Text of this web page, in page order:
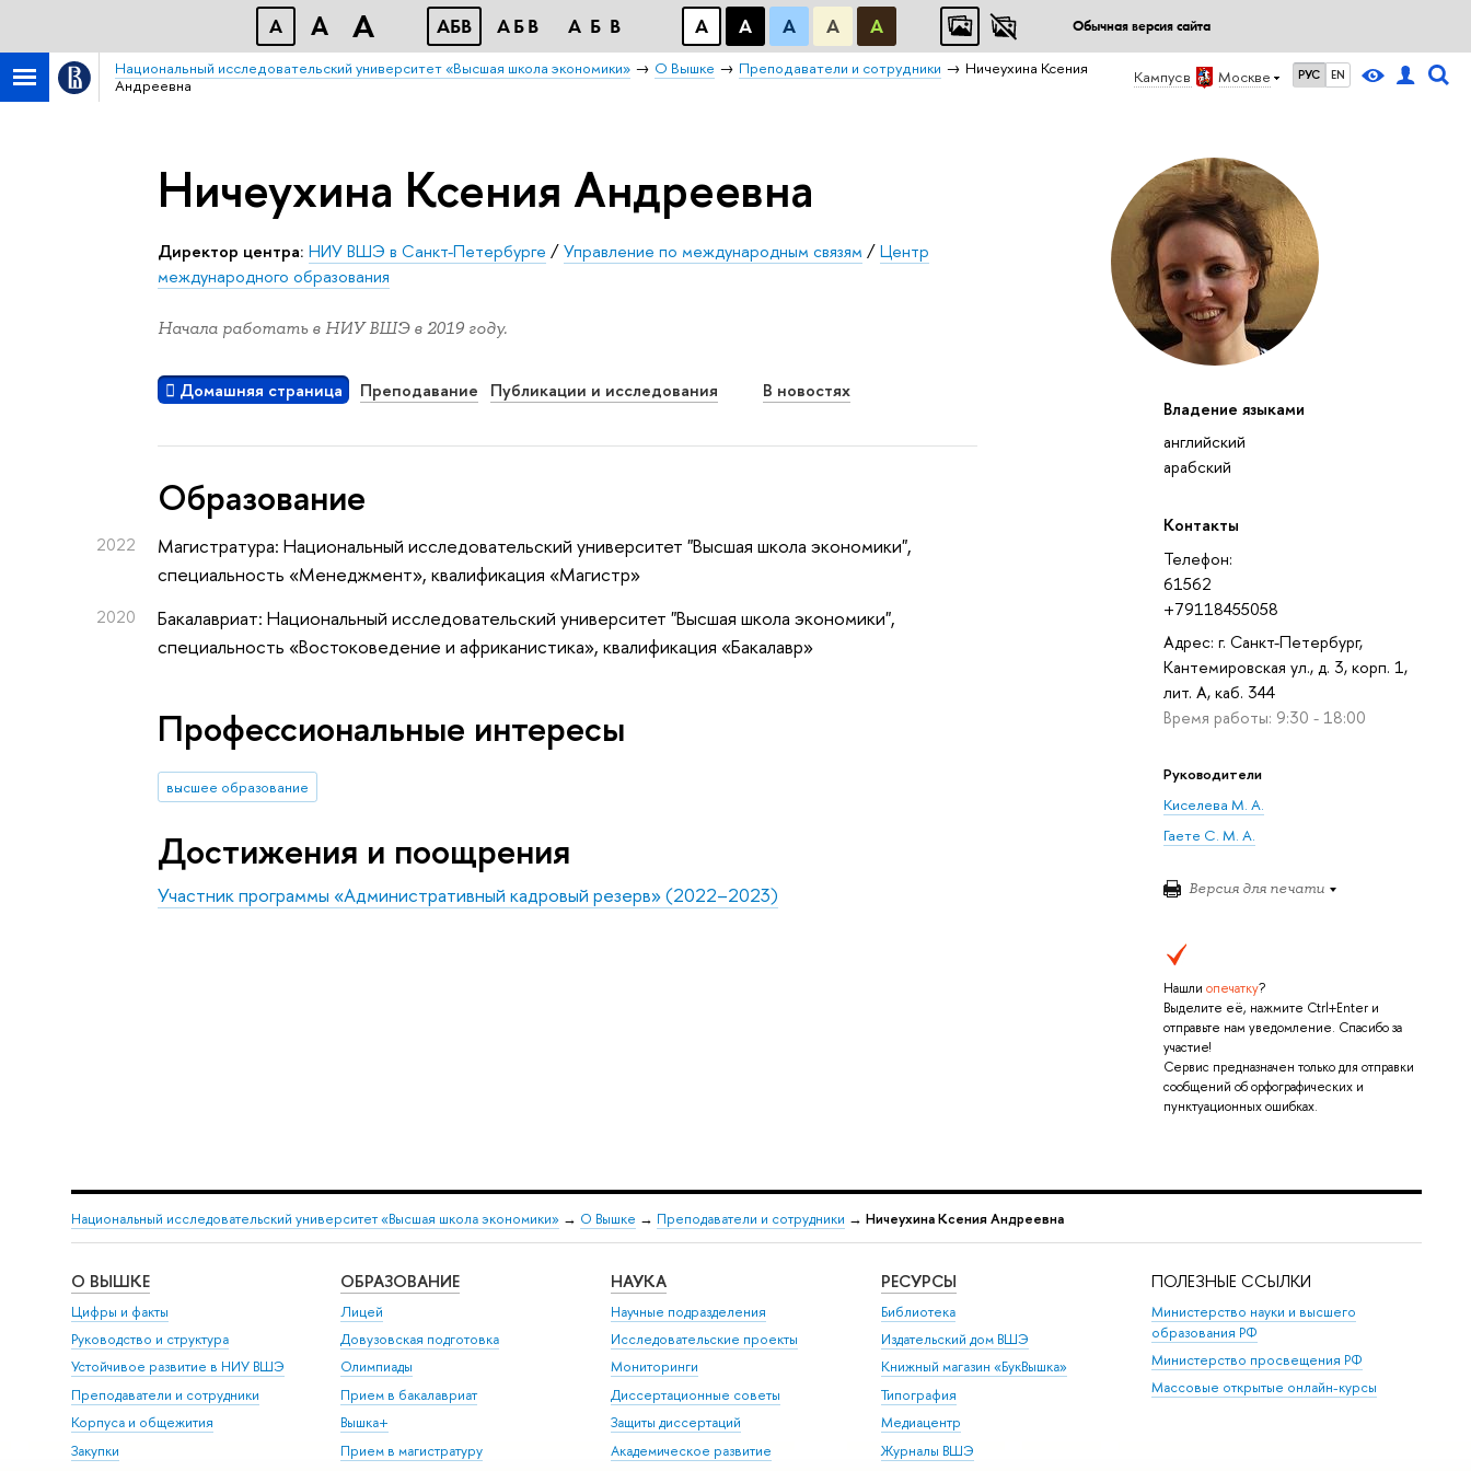
A A A АБB АБB АБB А А А А А Обычная версия сайта
Кампус в Москве РУС EN
Национальный исследовательский университет «Высшая школа экономики» О Вышке Преподаватели и сотрудники
Ничеухина Ксения
Андреевна
Владение языками
английский
арабский
Контакты
Телефон:
61562
+79118455058
Адрес: г. Санкт-Петербург,
Кантемировская ул., д. 3, корп. 1,
лит. А, каб. 344
Время работы: 9:30 - 18:00
Руководители
Киселева М. А.
Гаете С. М. А.
Версия для печати
Нашли опечатку?
Выделите её, нажмите Ctrl+Enter и
отправьте нам уведомление. Спасибо за
участие!
Сервис предназначен только для отправки
сообщений об орфографических и
пунктуационных ошибках.
Ничеухина Ксения Андреевна
Директор центра: НИУ ВШЭ в Санкт-Петербурге /Управление по международным связям /Центр
международного образования
Начала работать в НИУ ВШЭ в 2019 году.
Домашняя страница Преподавание Публикации и исследования В новостях
Oбразование
2022
Магистратура: Национальный исследовательский университет "Высшая школа экономики",
специальность «Менеджмент», квалификация «Магистр»
2020
Бакалавриат: Национальный исследовательский университет "Высшая школа экономики",
специальность «Востоковедение и африканистика», квалификация «Бакалавр»
Профессиональные интересы
высшее образование
Достижения и поощрения
Участник программы «Административный кадровый резерв» (2022–2023)
Национальный исследовательский университет «Высшая школа экономики» → О Вышке → Преподаватели и сотрудники → Ничеухина Ксения Андреевна
О ВЫШКЕ
Цифры и факты
Руководство и структура
Устойчивое развитие в НИУ ВШЭ
Преподаватели и сотрудники
Корпуса и общежития
Закупки
ОБРАЗОВАНИЕ
Лицей
Довузовская подготовка
Олимпиады
Прием в бакалавриат
Вышка+
Прием в магистратуру
НАУКА
Научные подразделения
Исследовательские проекты
Мониторинги
Диссертационные советы
Защиты диссертаций
Академическое развитие
РЕСУРСЫ
Библиотека
Издательский дом ВШЭ
Книжный магазин «БукВышка»
Типография
Медиацентр
Журналы ВШЭ
ПОЛЕЗНЫЕ ССЫЛКИ
Министерство науки и высшего
образования РФ
Министерство просвещения РФ
Массовые открытые онлайн-курсы